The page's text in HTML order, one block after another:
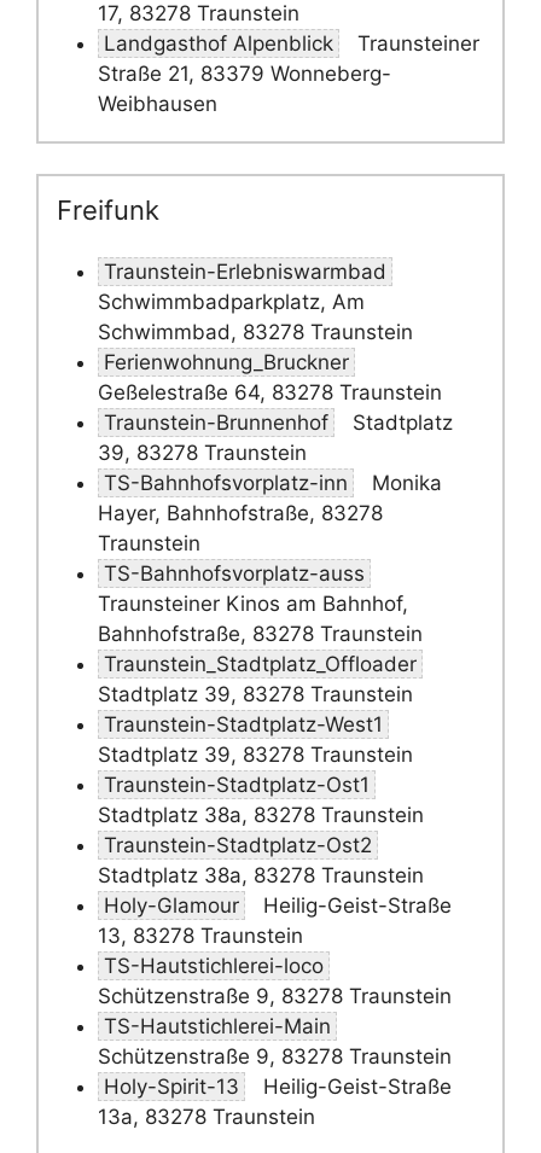
17, 83278 Traunstein
Landgasthof Alpenblick
Traunsteiner
Straße 21, 83379 Wonneberg-
Weibhausen
Freifunk
Traunstein-Erlebniswarmbad
Schwimmbadparkplatz, Am
Schwimmbad, 83278 Traunstein
Ferienwohnung_Bruckner
Geßelestraße 64, 83278 Traunstein
Traunstein-Brunnenhof
Stadtplatz
39, 83278 Traunstein
TS-Bahnhofsvorplatz-inn
Monika
Hayer, Bahnhofstraße, 83278
Traunstein
TS-Bahnhofsvorplatz-auss
Traunsteiner Kinos am Bahnhof,
Bahnhofstraße, 83278 Traunstein
Traunstein_Stadtplatz_Offloader
Stadtplatz 39, 83278 Traunstein
Traunstein-Stadtplatz-West1
Stadtplatz 39, 83278 Traunstein
Traunstein-Stadtplatz-Ost1
Stadtplatz 38a, 83278 Traunstein
Traunstein-Stadtplatz-Ost2
Stadtplatz 38a, 83278 Traunstein
Holy-Glamour
Heilig-Geist-Straße
13, 83278 Traunstein
TS-Hautstichlerei-loco
Schützenstraße 9, 83278 Traunstein
TS-Hautstichlerei-Main
Schützenstraße 9, 83278 Traunstein
Holy-Spirit-13
Heilig-Geist-Straße
13a, 83278 Traunstein